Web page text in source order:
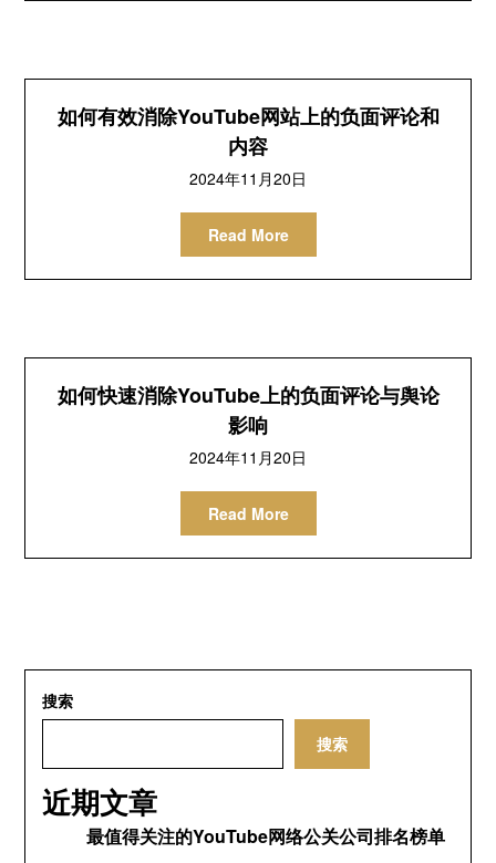
如何有效消除YouTube网站上的负面评论和
内容
2024年11月20日
Read More
如何快速消除YouTube上的负面评论与舆论
影响
2024年11月20日
Read More
搜索
搜索
近期文章
最值得关注的YouTube网络公关公司排名榜单